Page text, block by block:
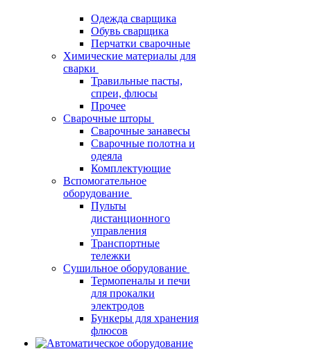
Одежда сварщика
Обувь сварщика
Перчатки сварочные
Химические материалы для
сварки
Травильные пасты,
спреи, флюсы
Прочее
Сварочные шторы
Сварочные занавесы
Сварочные полотна и
одеяла
Комплектующие
Вспомогательное
оборудование
Пульты
дистанционного
управления
Транспортные
тележки
Сушильное оборудование
Термопеналы и печи
для прокалки
электродов
Бункеры для хранения
флюсов